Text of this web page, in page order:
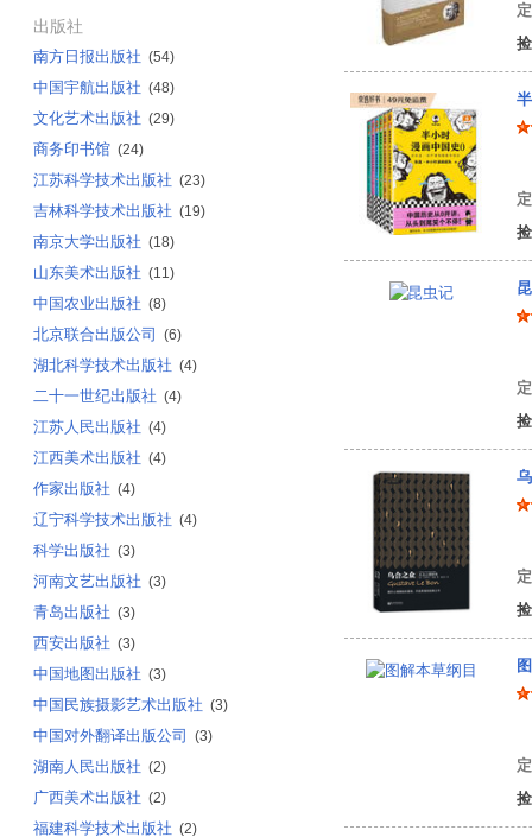
出版社
南方日报出版社 (54)
中国宇航出版社 (48)
文化艺术出版社 (29)
商务印书馆 (24)
江苏科学技术出版社 (23)
吉林科学技术出版社 (19)
南京大学出版社 (18)
山东美术出版社 (11)
中国农业出版社 (8)
北京联合出版公司 (6)
湖北科学技术出版社 (4)
二十一世纪出版社 (4)
江苏人民出版社 (4)
江西美术出版社 (4)
作家出版社 (4)
辽宁科学技术出版社 (4)
科学出版社 (3)
河南文艺出版社 (3)
青岛出版社 (3)
西安出版社 (3)
中国地图出版社 (3)
中国民族摄影艺术出版社 (3)
中国对外翻译出版公司 (3)
湖南人民出版社 (2)
广西美术出版社 (2)
福建科学技术出版社 (2)